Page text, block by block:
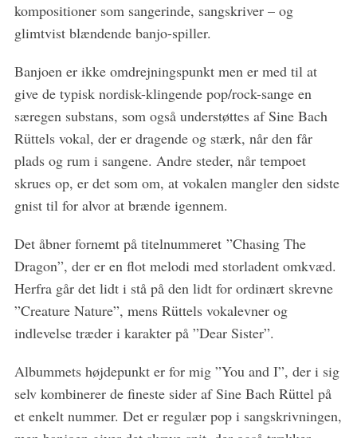
kompositioner som sangerinde, sangskriver – og
glimtvist blændende banjo-spiller.
Banjoen er ikke omdrejningspunkt men er med til at
give de typisk nordisk-klingende pop/rock-sange en
særegen substans, som også understøttes af Sine Bach
Rüttels vokal, der er dragende og stærk, når den får
plads og rum i sangene. Andre steder, når tempoet
skrues op, er det som om, at vokalen mangler den sidste
gnist til for alvor at brænde igennem.
Det åbner fornemt på titelnummeret ”Chasing The
Dragon”, der er en flot melodi med storladent omkvæd.
Herfra går det lidt i stå på den lidt for ordinært skrevne
”Creature Nature”, mens Rüttels vokalevner og
indlevelse træder i karakter på ”Dear Sister”.
Albummets højdepunkt er for mig ”You and I”, der i sig
selv kombinerer de fineste sider af Sine Bach Rüttel på
et enkelt nummer. Det er regulær pop i sangskrivningen,
S
e
f
o
r